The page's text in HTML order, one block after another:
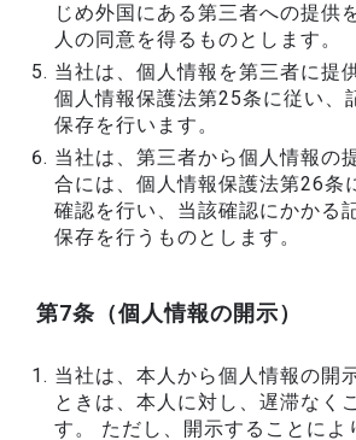
じめ外国にある第三者への提供
人の同意を得るものとします。
当社は、個人情報を第三者に提
個人情報保護法第25条に従い、
保存を行います。
当社は、第三者から個人情報の
合には、個人情報保護法第26条
確認を行い、当該確認にかかる
保存を行うものとします。
第7条（個人情報の開示）
当社は、本人から個人情報の開
ときは、本人に対し、遅滞なく
す。 ただし、開示することによ